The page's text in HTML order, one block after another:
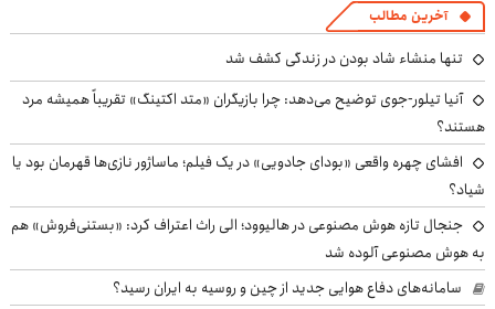
آخرین مطالب
تنها منشاء شاد بودن در زندگی کشف شد
آنیا تیلور-جوی توضیح می‌دهد: چرا بازیگران «متد اکتینگ» تقریباً همیشه مرد
هستند؟
افشای چهره واقعی «بودای جادویی» در یک فیلم؛ ماساژور نازی‌ها قهرمان بود یا
شیاد؟
جنجال تازه هوش مصنوعی در هالیوود؛ الی راث اعتراف کرد: «بستنی‌فروش» هم
به هوش مصنوعی آلوده شد
سامانه‌های دفاع هوایی جدید از چین و روسیه به ایران رسید؟